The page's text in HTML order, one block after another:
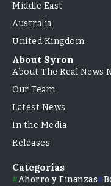
Middle East
Australia
United Kingdom
About Syron
About The Real News
Our Team
Latest News
In the Media
Releases
Categorías
Ahorro y Finanzas